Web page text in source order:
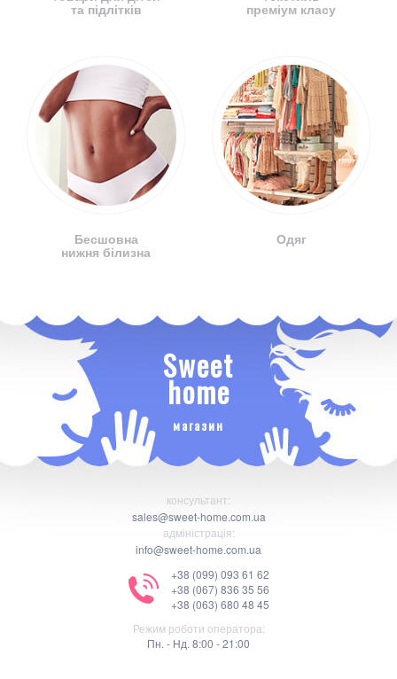
та підлітків
Бесшовна
нижня білизна
преміум класу
Одяг
Sweet
home
магазин
консультант:
sales@sweet-home.com.ua
адміністрація:
info@sweet-home.com.ua
+38 (099) 093 61 62
+38 (067) 836 35 56
+38 (063) 680 48 45
Режим роботи оператора:
Пн. - Нд. 8:00 - 21:00